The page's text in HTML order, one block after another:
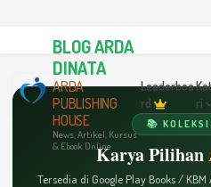
BLOG ARDA
DINATA
ARDA
PUBLISHING
HOUSE
News, Artikel, Kursus
& Ebook Online
Leaderboa
rd
ri
📚 KOLEKSI
Karya Pilihan
Tersedia di Google Play Books /